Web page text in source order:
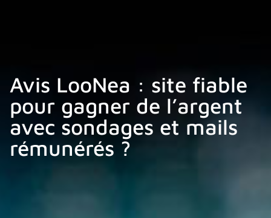
Avis LooNea : site fiable
pour gagner de l’argent
avec sondages et mails
rémunérés ?